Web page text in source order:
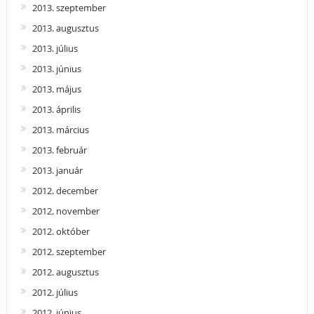
2013. szeptember
2013. augusztus
2013. július
2013. június
2013. május
2013. április
2013. március
2013. február
2013. január
2012. december
2012. november
2012. október
2012. szeptember
2012. augusztus
2012. július